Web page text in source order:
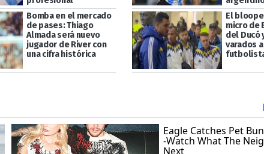
Bomba en el mercado
de pases: Thiago
Almada será nuevo
jugador de River con
una cifra histórica
El
micro de
del Ducó
varados